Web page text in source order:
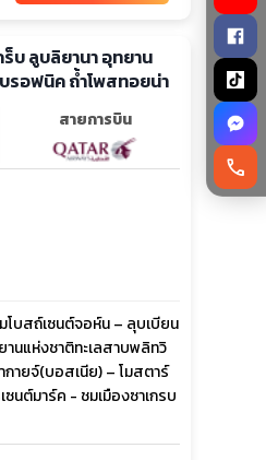
ร็บ ลูบลิยานา อุทยาน
รอฟนิค ถ้ำโพสทอยน่า
สายการบิน
โบสถ์เซนต์จอห์น – ลุบเบียน
านแห่งชาติทะเลสาบพลิทวิ
ายจ์(บอสเนีย) – โมสตาร์
ซนต์มาร์ค - ชมเมืองซาเกรบ
call